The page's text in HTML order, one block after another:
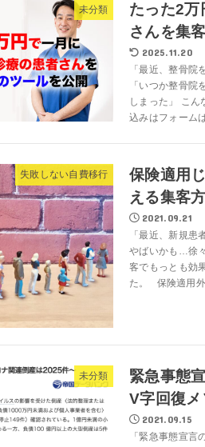
未分類
たった2万
さんを集
2025.11.20
「最近、整骨院
「いつか整骨院
しまった」 こ
込みはフォーム
失敗しない自費移行
保険適用
える集客
2021.09.21
「最近、新規患
やばいかも…徐
客でもっとも効
た。 保険適用外
未分類
緊急事態
V字回復メ
2021.09.15
「緊急事態宣言